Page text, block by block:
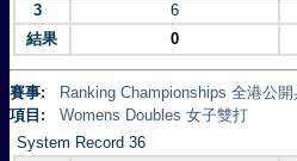
3
6
結果
0
賽事:
Ranking Championships 全港公
項目:
Womens Doubles 女子雙打
System Record 36